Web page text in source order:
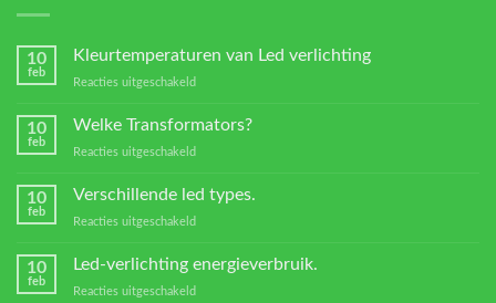
10
feb
Kleurtemperaturen van Led verlichting
Reacties uitgeschakeld
verlichting
10
feb
Welke Transformators?
Reacties uitgeschakeld
Transformators?
10
feb
Verschillende led types.
Reacties uitgeschakeld
10
feb
Led-verlichting energieverbruik.
Reacties uitgeschakeld